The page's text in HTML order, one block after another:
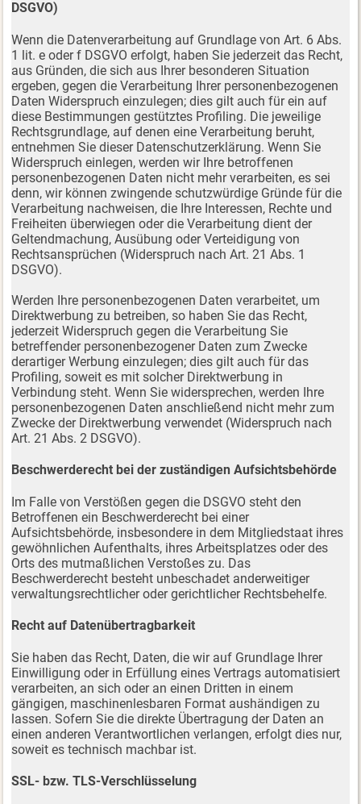
DSGVO)
Wenn die Datenverarbeitung auf Grundlage von Art. 6 Abs.
1 lit. e oder f DSGVO erfolgt, haben Sie jederzeit das Recht,
aus Gründen, die sich aus Ihrer besonderen Situation
ergeben, gegen die Verarbeitung Ihrer personenbezogenen
Daten Widerspruch einzulegen; dies gilt auch für ein auf
diese Bestimmungen gestütztes Profiling. Die jeweilige
Rechtsgrundlage, auf denen eine Verarbeitung beruht,
entnehmen Sie dieser Datenschutzerklärung. Wenn Sie
Widerspruch einlegen, werden wir Ihre betroffenen
personenbezogenen Daten nicht mehr verarbeiten, es sei
denn, wir können zwingende schutzwürdige Gründe für die
Verarbeitung nachweisen, die Ihre Interessen, Rechte und
Freiheiten überwiegen oder die Verarbeitung dient der
Geltendmachung, Ausübung oder Verteidigung von
Rechtsansprüchen (Widerspruch nach Art. 21 Abs. 1
DSGVO).
Werden Ihre personenbezogenen Daten verarbeitet, um
Direktwerbung zu betreiben, so haben Sie das Recht,
jederzeit Widerspruch gegen die Verarbeitung Sie
betreffender personenbezogener Daten zum Zwecke
derartiger Werbung einzulegen; dies gilt auch für das
Profiling, soweit es mit solcher Direktwerbung in
Verbindung steht. Wenn Sie widersprechen, werden Ihre
personenbezogenen Daten anschließend nicht mehr zum
Zwecke der Direktwerbung verwendet (Widerspruch nach
Art. 21 Abs. 2 DSGVO).
Beschwerderecht bei der zuständigen Aufsichtsbehörde
Im Falle von Verstößen gegen die DSGVO steht den
Betroffenen ein Beschwerderecht bei einer
Aufsichtsbehörde, insbesondere in dem Mitgliedstaat ihres
gewöhnlichen Aufenthalts, ihres Arbeitsplatzes oder des
Orts des mutmaßlichen Verstoßes zu. Das
Beschwerderecht besteht unbeschadet anderweitiger
verwaltungsrechtlicher oder gerichtlicher Rechtsbehelfe.
Recht auf Datenübertragbarkeit
Sie haben das Recht, Daten, die wir auf Grundlage Ihrer
Einwilligung oder in Erfüllung eines Vertrags automatisiert
verarbeiten, an sich oder an einen Dritten in einem
gängigen, maschinenlesbaren Format aushändigen zu
lassen. Sofern Sie die direkte Übertragung der Daten an
einen anderen Verantwortlichen verlangen, erfolgt dies nur,
soweit es technisch machbar ist.
SSL- bzw. TLS-Verschlüsselung